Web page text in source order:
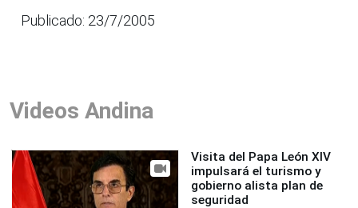
Publicado: 23/7/2005
Videos Andina
Visita del Papa León XIV
impulsará el turismo y
gobierno alista plan de
seguridad